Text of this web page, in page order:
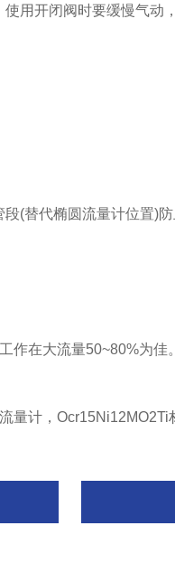
开闭阀时要缓慢气动，
代椭圆流量计位置)防
在大流量50~80%为佳。
计，Ocr15Ni12MO2Ti